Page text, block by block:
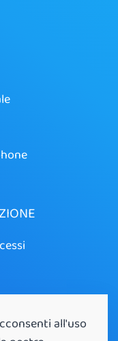
Installazione
all'uso